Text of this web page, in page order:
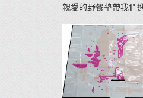
親愛的野餐墊帶我們